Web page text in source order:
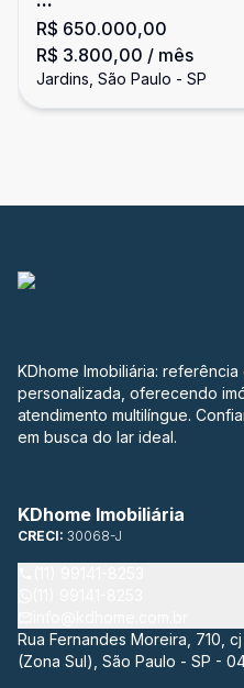
R$ 650.000,00
R$ 3.800,00 / mês
Jardins, São Paulo - SP
KDhome Imobiliária:
personalizada, oferecendo
atendimento multilíngue.
em busca do lar ideal.
KDhome Imobiliária
CRECI: 30068-J
Rua Fernandes Moreira, 710,
(Zona Sul), São Paulo - SP -